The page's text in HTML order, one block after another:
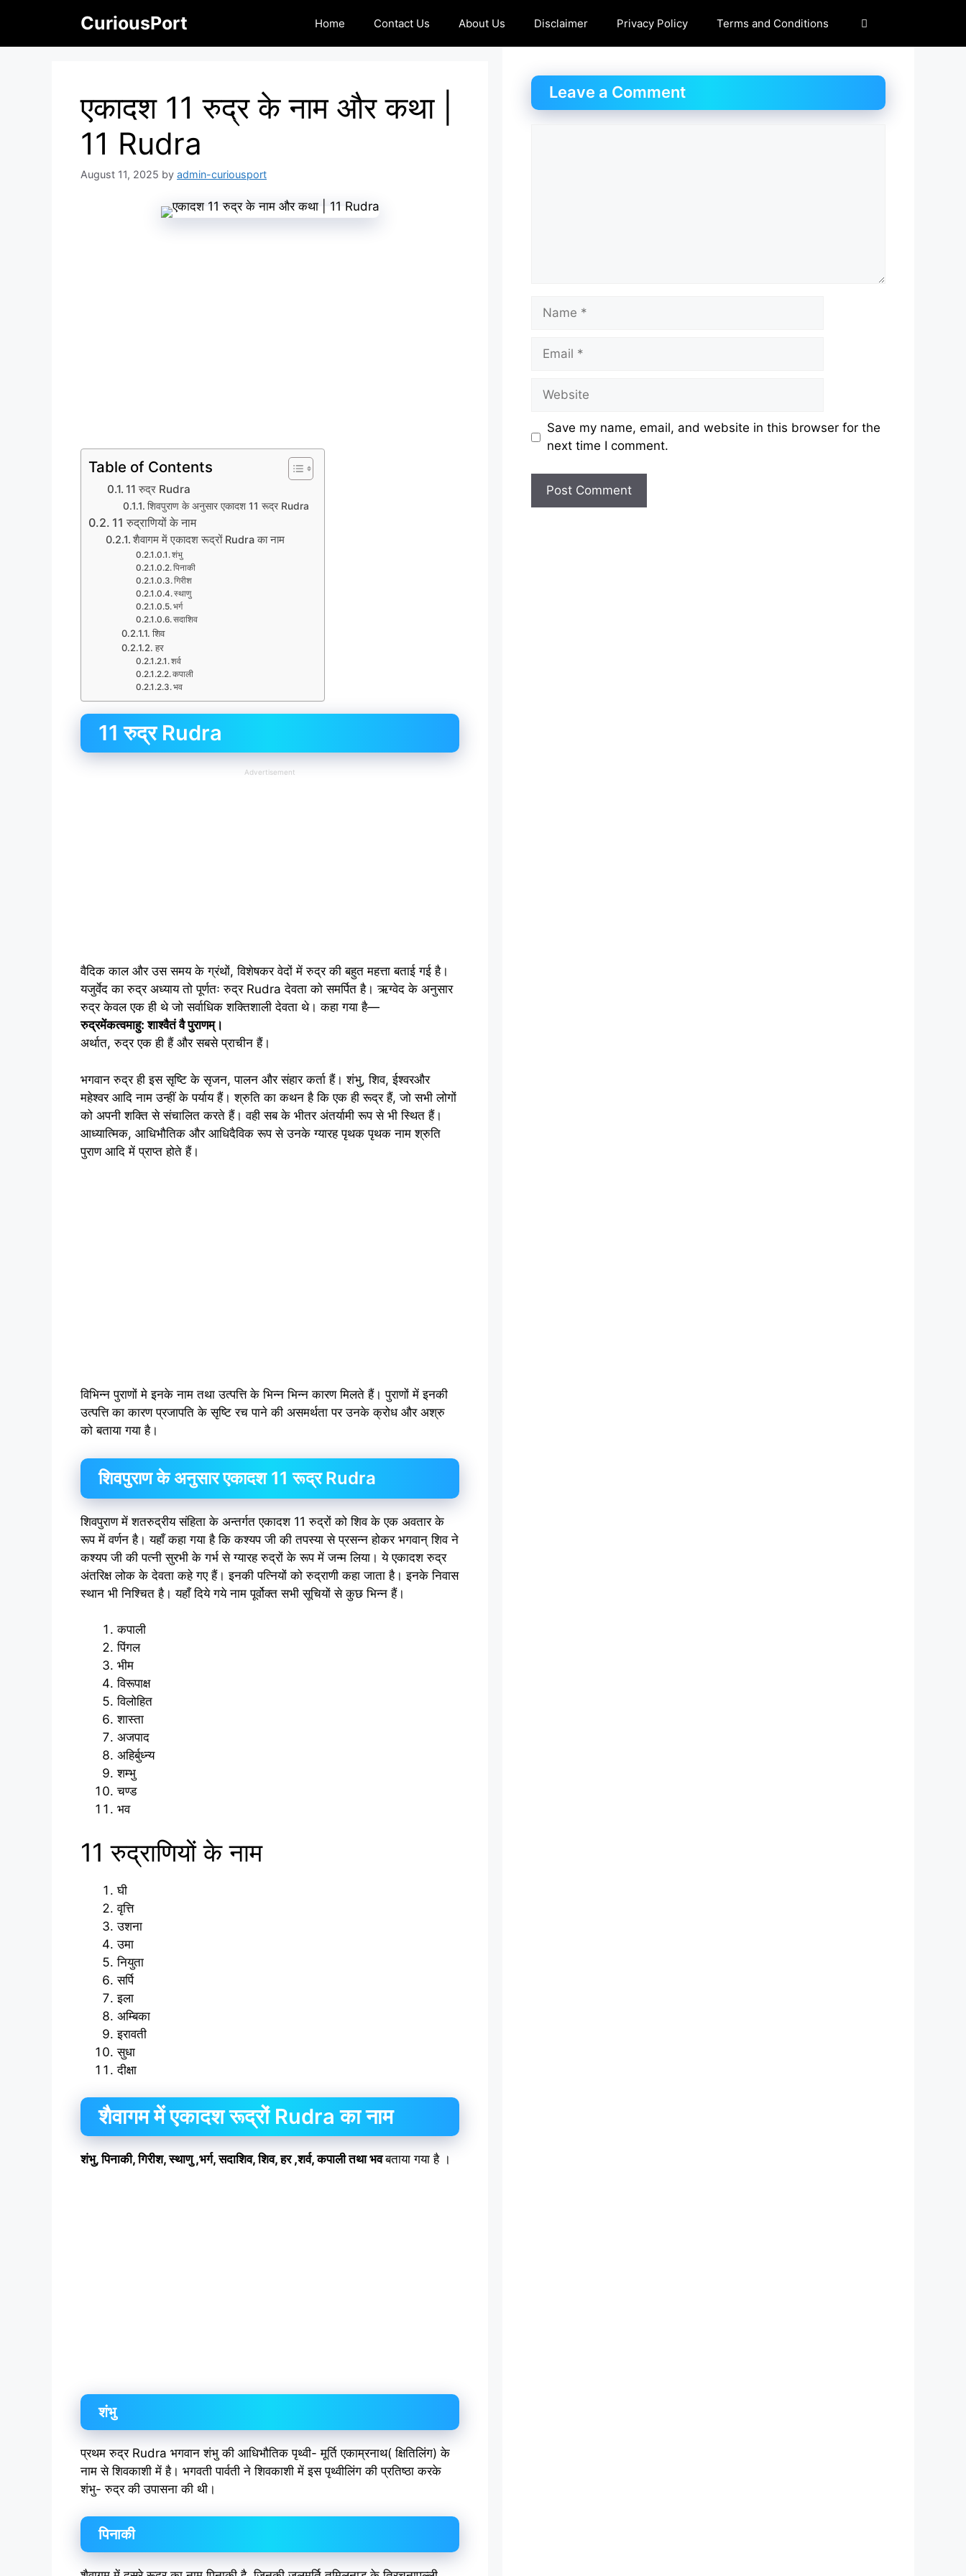
content
CuriousPort Home Contact Us About Us Disclaimer Privacy Policy Terms and Conditions
एकादश 11 रुद्र के नाम और कथा |
11 Rudra
August 11, 2025 by admin-curiousport
Table of Contents
11 रुद्र Rudra
शिवपुराण के अनुसार एकादश 11 रूद्र Rudra
11 रुद्राणियों के नाम
शैवागम में एकादश रूद्रों Rudra का नाम
शंभु
पिनाकी
गिरीश
स्थाणु
भर्ग
सदाशिव
शिव
हर
शर्व
कपाली
भव
11 रुद्र Rudra
Advertisement
वैदिक काल और उस समय के ग्रंथों, विशेषकर वेदों में रुद्र की बहुत महत्ता बताई गई है।
यजुर्वेद का रुद्र अध्याय तो पूर्णतः रुद्र Rudra देवता को समर्पित है। ऋग्वेद के अनुसार
रुद्र केवल एक ही थे जो सर्वाधिक शक्तिशाली देवता थे। कहा गया है—
रुद्रमेंकत्वमाहु: शाश्वैतं वै पुराणम्।
अर्थात, रुद्र एक ही हैं और सबसे प्राचीन हैं।
भगवान रुद्र ही इस सृष्टि के सृजन, पालन और संहार कर्ता हैं। शंभु, शिव, ईश्वरऔर
महेश्वर आदि नाम उन्हीं के पर्याय हैं। श्रुति का कथन है कि एक ही रूद्र हैं, जो सभी लोगों
को अपनी शक्ति से संचालित करते हैं। वही सब के भीतर अंतर्यामी रूप से भी स्थित हैं।
आध्यात्मिक, आधिभौतिक और आधिदैविक रूप से उनके ग्यारह पृथक पृथक नाम श्रुति
पुराण आदि में प्राप्त होते हैं।
विभिन्न पुराणों मे इनके नाम तथा उत्पत्ति के भिन्न भिन्न कारण मिलते हैं। पुराणों में इनकी
उत्पत्ति का कारण प्रजापति के सृष्टि रच पाने की असमर्थता पर उनके क्रोध और अश्रु
को बताया गया है।
शिवपुराण के अनुसार एकादश 11 रूद्र Rudra
शिवपुराण में शतरुद्रीय संहिता के अन्तर्गत एकादश 11 रुद्रों को शिव के एक अवतार के
रूप में वर्णन है। यहाँ कहा गया है कि कश्यप जी की तपस्या से प्रसन्न होकर भगवान् शिव ने
कश्यप जी की पत्नी सुरभी के गर्भ से ग्यारह रुद्रों के रूप में जन्म लिया। ये एकादश रुद्र
अंतरिक्ष लोक के देवता कहे गए हैं। इनकी पत्नियों को रुद्राणी कहा जाता है। इनके निवास
स्थान भी निश्चित है। यहाँ दिये गये नाम पूर्वोक्त सभी सूचियों से कुछ भिन्न हैं।
कपाली
पिंगल
भीम
विरूपाक्ष
विलोहित
शास्ता
अजपाद
अहिर्बुध्न्य
शम्भु
चण्ड
भव
11 रुद्राणियों के नाम
घी
वृत्ति
उशना
उमा
नियुता
सर्पि
इला
अम्बिका
इरावती
सुधा
दीक्षा
शैवागम में एकादश रूद्रों Rudra का नाम
शंभु, पिनाकी, गिरीश, स्थाणु ,भर्ग, सदाशिव, शिव, हर ,शर्व, कपाली तथा भवबताया गया है ।
शंभु
प्रथम रुद्र Rudra भगवान शंभु की आधिभौतिक पृथ्वी- मूर्ति एकाम्रनाथ( क्षितिलिंग) के
नाम से शिवकाशी में है। भगवती पार्वती ने शिवकाशी में इस पृथ्वीलिंग की प्रतिष्ठा करके
शंभु- रुद्र की उपासना की थी।
पिनाकी
Leave a Comment
Name
Email
Website
Save my name, email, and website in this browser for the
next time I comment.